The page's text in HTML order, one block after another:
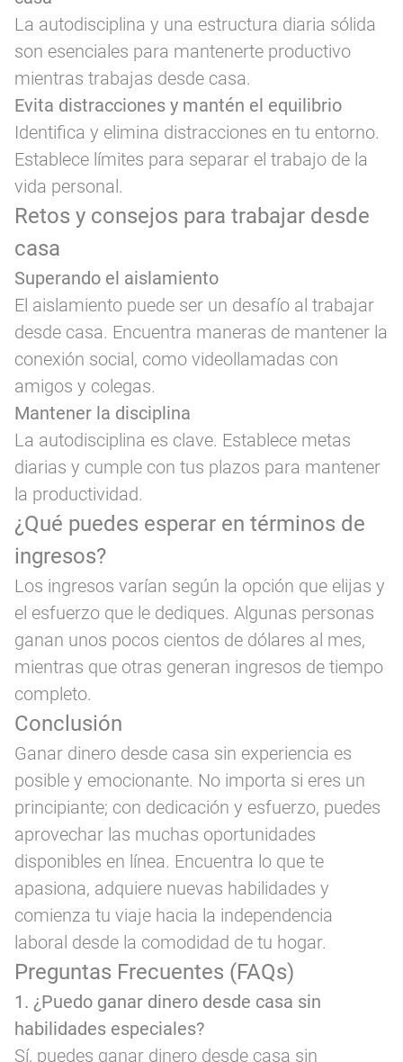
La autodisciplina y una estructura diaria sólida
son esenciales para mantenerte productivo
mientras trabajas desde casa.
Evita distracciones y mantén el equilibrio
Identifica y elimina distracciones en tu entorno.
Establece límites para separar el trabajo de la
vida personal.
Retos y consejos para trabajar desde
casa
Superando el aislamiento
El aislamiento puede ser un desafío al trabajar
desde casa. Encuentra maneras de mantener la
conexión social, como videollamadas con
amigos y colegas.
Mantener la disciplina
La autodisciplina es clave. Establece metas
diarias y cumple con tus plazos para mantener
la productividad.
¿Qué puedes esperar en términos de
ingresos?
Los ingresos varían según la opción que elijas y
el esfuerzo que le dediques. Algunas personas
ganan unos pocos cientos de dólares al mes,
mientras que otras generan ingresos de tiempo
completo.
Conclusión
Ganar dinero desde casa sin experiencia es
posible y emocionante. No importa si eres un
principiante; con dedicación y esfuerzo, puedes
aprovechar las muchas oportunidades
disponibles en línea. Encuentra lo que te
apasiona, adquiere nuevas habilidades y
comienza tu viaje hacia la independencia
laboral desde la comodidad de tu hogar.
Preguntas Frecuentes (FAQs)
1. ¿Puedo ganar dinero desde casa sin
habilidades especiales?
Sí, puedes ganar dinero desde casa sin